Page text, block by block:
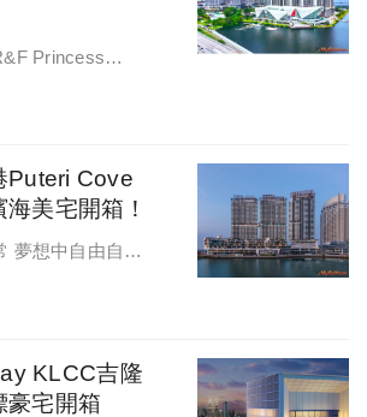
Princess
潛力有多驚人？
Puteri Cove
美宅開箱！
夢想中自由自在
KLCC吉隆
豪宅開箱